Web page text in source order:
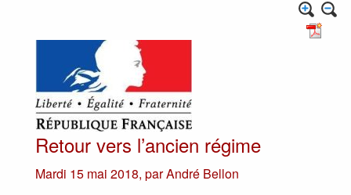
Retour vers l’ancien régime
Mardi 15 mai 2018, parAndré Bellon